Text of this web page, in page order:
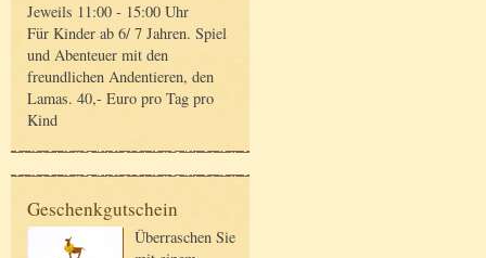
Jeweils 11:00 - 15:00 Uhr
Für Kinder ab 6/ 7 Jahren. Spiel
und Abenteuer mit den
freundlichen Andentieren, den
Lamas. 40,- Euro pro Tag pro
Kind
Geschenkgutschein
Überraschen Sie